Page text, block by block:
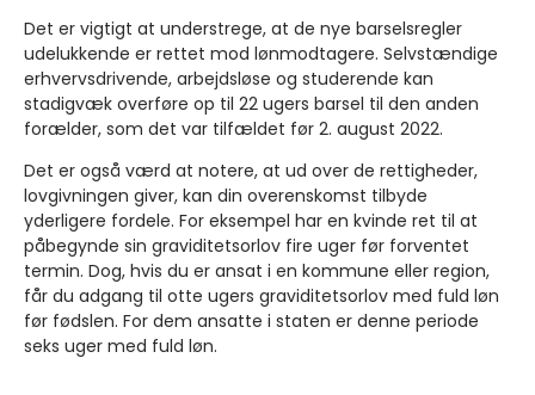
Det er vigtigt at understrege, at de nye barselsregler
udelukkende er rettet mod lønmodtagere. Selvstændige
erhvervsdrivende, arbejdsløse og studerende kan
stadigvæk overføre op til 22 ugers barsel til den anden
forælder, som det var tilfældet før 2. august 2022.
Det er også værd at notere, at ud over de rettigheder,
lovgivningen giver, kan din overenskomst tilbyde
yderligere fordele. For eksempel har en kvinde ret til at
påbegynde sin graviditetsorlov fire uger før forventet
termin. Dog, hvis du er ansat i en kommune eller region,
får du adgang til otte ugers graviditetsorlov med fuld løn
før fødslen. For dem ansatte i staten er denne periode
seks uger med fuld løn.